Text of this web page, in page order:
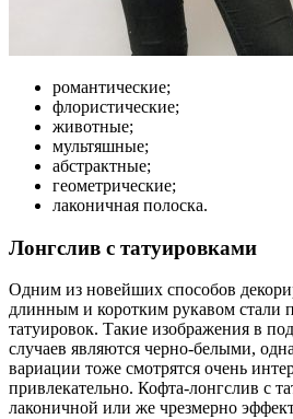
романтические;
флористические;
животные;
мультяшные;
абстрактные;
геометрические;
лаконичная полоска.
Лонгслив с татуировками
Одним из новейших способов
длинным и коротким рукавом стали
татуировок. Такие изображения в
случаев являются черно-белыми,
вариации тоже смотрятся очень
привлекательно. Кофта-лонгслив с
лаконичной или же чрезмерно